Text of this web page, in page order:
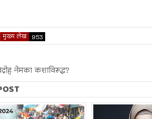
मुख्य लेख 953
नेमका कशाविरूद्ध?